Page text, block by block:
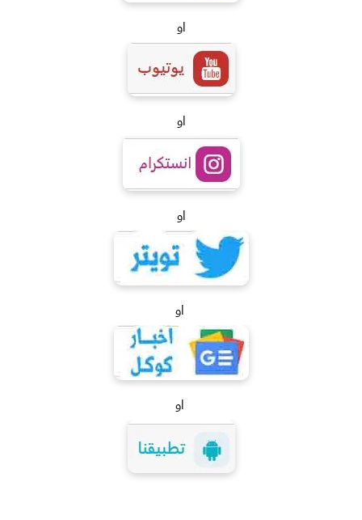
او
او
او
او
او